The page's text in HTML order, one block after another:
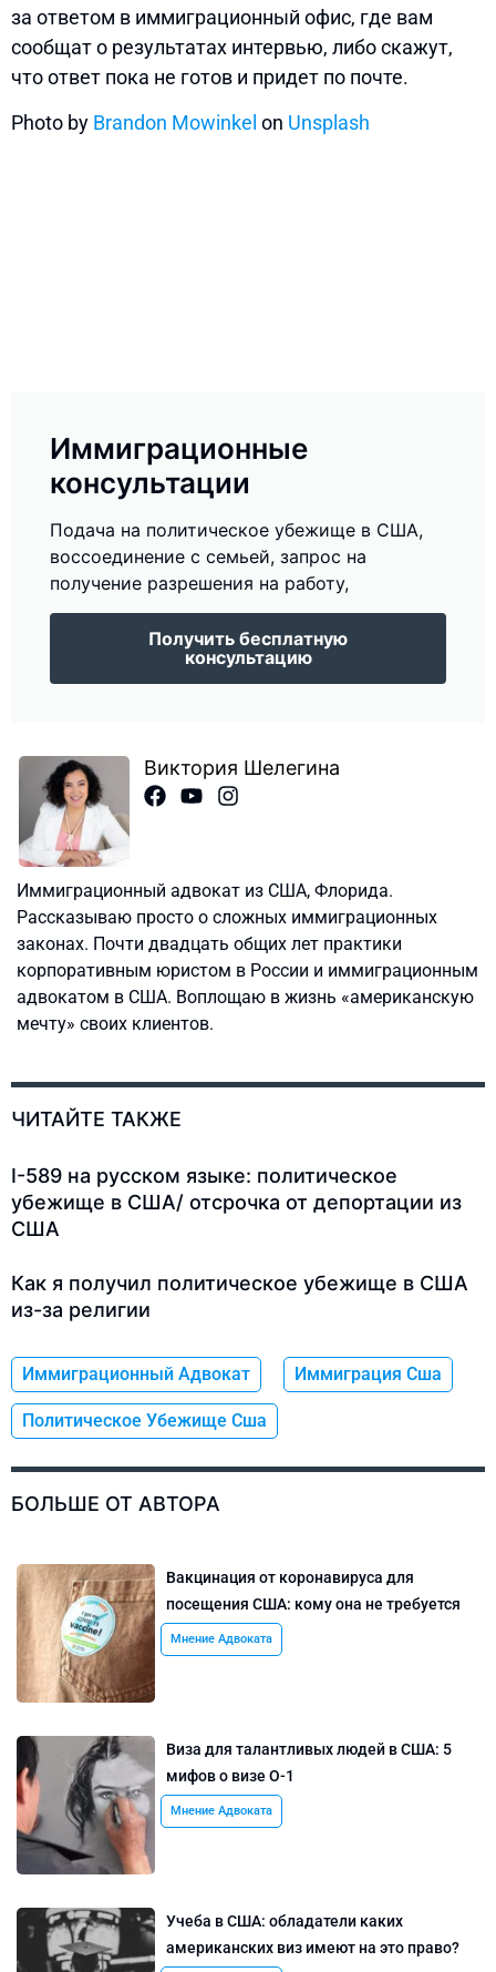
за ответом в иммиграционный офис, где вам
сообщат о результатах интервью, либо скажут,
что ответ пока не готов и придет по почте.
Photo by Brandon Mowinkel on Unsplash
Иммиграционные
консультации
Подача на политическое убежище в США,
воссоединение с семьей, запрос на
получение разрешения на работу,
Получить бесплатную
консультацию
Виктория Шелегина
Иммиграционный адвокат из США, Флорида.
Рассказываю просто о сложных иммиграционных
законах. Почти двадцать общих лет практики
корпоративным юристом в России и иммиграционным
адвокатом в США. Воплощаю в жизнь «американскую
мечту» своих клиентов.
ЧИТАЙТЕ ТАКЖЕ
I-589 на русском языке: политическое
убежище в США/ отсрочка от депортации из
США
Как я получил политическое убежище в США
из-за религии
Иммиграционный Адвокат Иммиграция Сша
Политическое Убежище Сша
БОЛЬШЕ ОТ АВТОРА
Вакцинация от коронавируса для
посещения США: кому она не требуется
Мнение Адвоката
Виза для талантливых людей в США: 5
мифов о визе O-1
Мнение Адвоката
Учеба в США: обладатели каких
американских виз имеют на это право?